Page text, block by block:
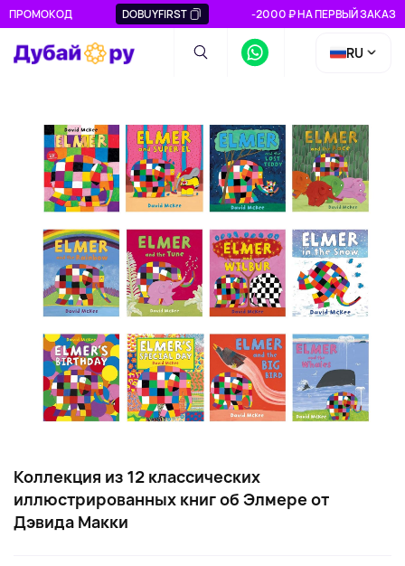
ПРОМОКОД DOBUYFIRST -2000 ₽ НА ПЕРВЫЙ ЗАКАЗ
RU
Коллекция из 12 классических
иллюстрированных книг об Элмере от
Дэвида Макки